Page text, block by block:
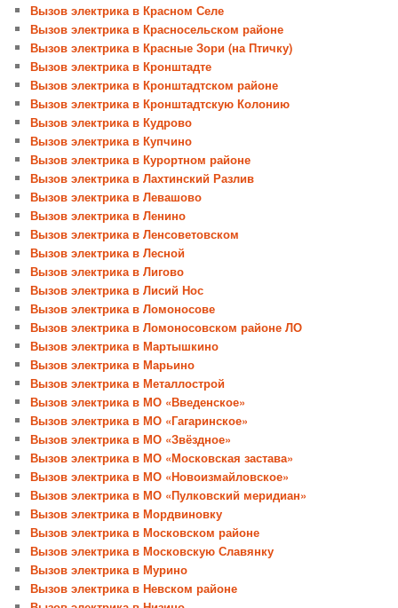
Вызов электрика в Красном Селе
Вызов электрика в Красносельском районе
Вызов электрика в Красные Зори (на Птичку)
Вызов электрика в Кронштадте
Вызов электрика в Кронштадтском районе
Вызов электрика в Кронштадтскую Колонию
Вызов электрика в Кудрово
Вызов электрика в Купчино
Вызов электрика в Курортном районе
Вызов электрика в Лахтинский Разлив
Вызов электрика в Левашово
Вызов электрика в Ленино
Вызов электрика в Ленсоветовском
Вызов электрика в Лесной
Вызов электрика в Лигово
Вызов электрика в Лисий Нос
Вызов электрика в Ломоносове
Вызов электрика в Ломоносовском районе ЛО
Вызов электрика в Мартышкино
Вызов электрика в Марьино
Вызов электрика в Металлострой
Вызов электрика в МО «Введенское»
Вызов электрика в МО «Гагаринское»
Вызов электрика в МО «Звёздное»
Вызов электрика в МО «Московская застава»
Вызов электрика в МО «Новоизмайловское»
Вызов электрика в МО «Пулковский меридиан»
Вызов электрика в Мордвиновку
Вызов электрика в Московском районе
Вызов электрика в Московскую Славянку
Вызов электрика в Мурино
Вызов электрика в Невском районе